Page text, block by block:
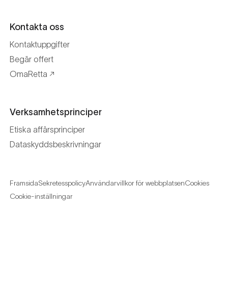
Kontakta oss
Kontaktuppgifter
Begär offert
OmaRetta
Verksamhetsprinciper
Etiska affärsprinciper
Dataskyddsbeskrivningar
FramsidaSekretesspolicyAnvändarvillkor för webbplatsenCookies
Cookie-inställningar